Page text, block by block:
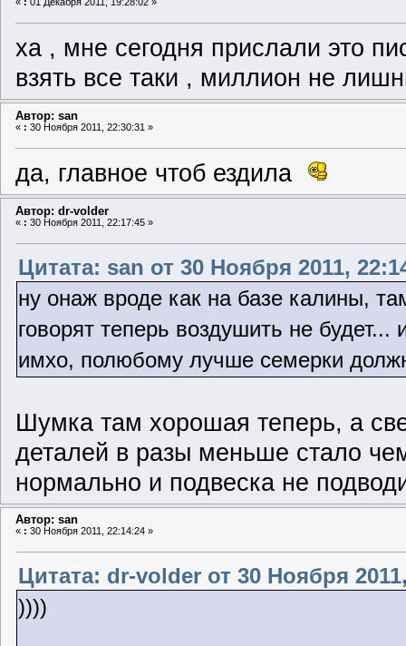
ха , мне сегодня прислали это
взять все таки , миллион не
Автор: san
« : 30 Ноября 2011, 22:30:31 »
да, главное чтоб ездила
Автор: dr-volder
« : 30 Ноября 2011, 22:17:45 »
Цитата: san от 30 Ноября 2011,
ну онаж вроде как на базе калины,
говорят теперь воздушить не
имхо, полюбому лучше семерки
Шумка там хорошая теперь, а
деталей в разы меньше стало
нормально и подвеска не
Автор: san
« : 30 Ноября 2011, 22:14:24 »
Цитата: dr-volder от 30 Ноября
))))